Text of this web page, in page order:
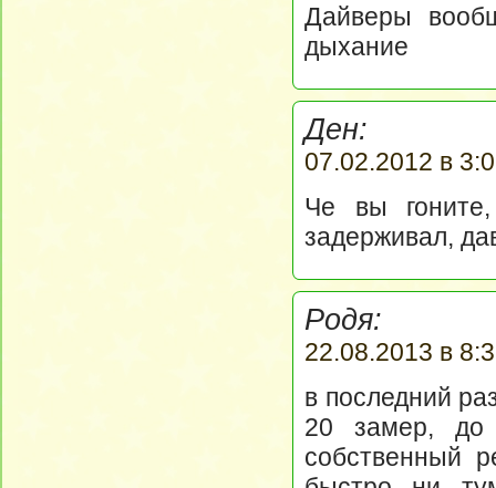
Дайверы
дыхание
Ден:
07.02.2012 в
Че вы
задерживал,
Родя:
22.08.2013 в
в последний
20 замер, до
собственный